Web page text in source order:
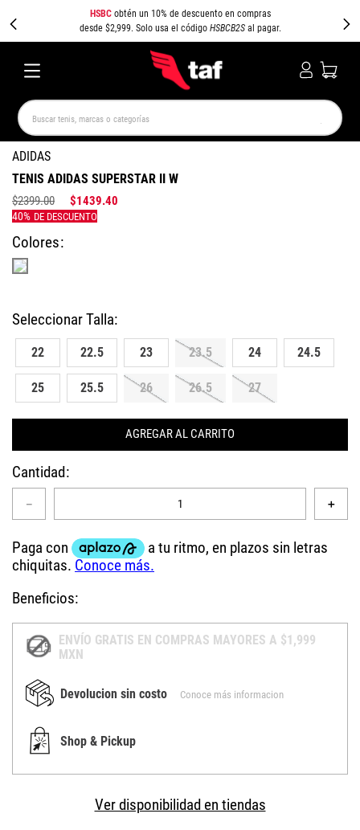
HSBCobtén un 10% de descuento en compras
desde $2,999. Solo usa el código HSBCB2Sal pagar.
Buscar tenis, marcas o categorías
ADIDAS
TENIS ADIDAS SUPERSTAR II W
$2399.00 $1439.40
Colores
22 22.5 23 23.5 24 24.5
25 25.5 26 26.5 27
AGREGAR AL CARRITO
Cantidad
＋
－
Beneficios:
ENVÍO GRATIS EN COMPRAS MAYORES A $1,999
MXN
Devolucion sin costo Conoce más informacion
Shop & Pickup
Ver disponibilidad en tiendas
TÉRMINOS MÁS BUSCADOS
NEW BALANCE SAMBA AIR FORCE 1
SPEEDCAT JORDAN 1